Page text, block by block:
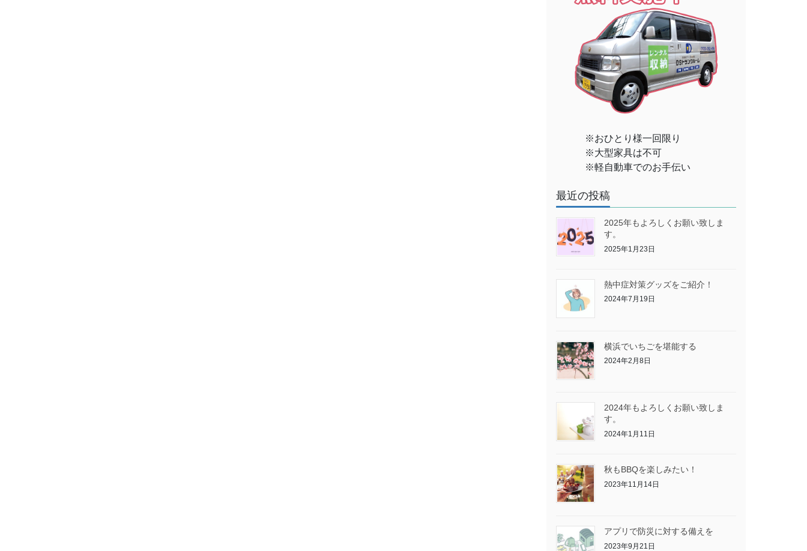
※おひとり様一回限り
※大型家具は不可
※軽自動車でのお手伝い
最近の投稿
2025年もよろしくお願い致しま
す。
2025年1月23日
熱中症対策グッズをご紹介！
2024年7月19日
横浜でいちごを堪能する
2024年2月8日
2024年もよろしくお願い致しま
す。
2024年1月11日
秋もBBQを楽しみたい！
2023年11月14日
アプリで防災に対する備えを
2023年9月21日